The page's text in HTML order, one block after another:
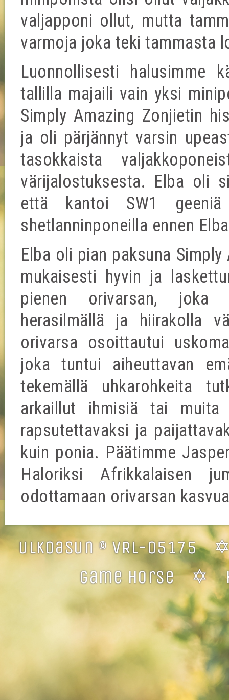
valjapponi ollut, mutta
varmoja joka teki tammasta
Luonnollisesti halusimme
tallilla majaili vain yksi
Simply Amazing Zonjietin
ja oli pärjännyt varsin
tasokkaista
värijalostuksesta. Elba oli
että kantoi SW1
shetlanninponeilla ennen
Elba oli pian paksuna
mukaisesti hyvin ja
pienen orivarsan, joka
herasilmällä ja hiirakolla
orivarsa osoittautui
joka tuntui aiheuttavan
tekemällä uhkarohkeita
arkaillut ihmisiä tai
rapsutettavaksi ja
kuin ponia. Päätimme
Haloriksi Afrikkalaisen
odottamaan orivarsan
ulkoasun © VRL-
game horse ✡